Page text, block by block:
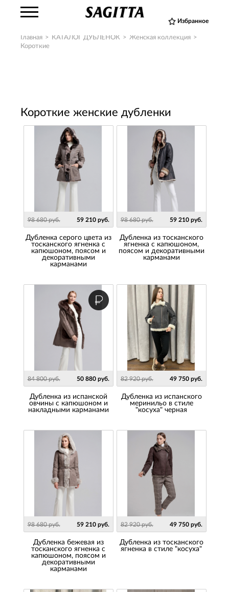
Избранное
Главная > КАТАЛОГ ДУБЛЕНОК > Женская коллекция >
Короткие
Короткие женские дубленки
98 680 руб. 59 210 руб.
Дубленка серого цвета из
тосканского ягненка с
капюшоном, поясом и
декоративными
карманами
98 680 руб. 59 210 руб.
Дубленка из тосканского
ягненка с капюшоном,
поясом и декоративными
карманами
84 800 руб. 50 880 руб.
Дубленка из испанской
овчины с капюшоном и
накладными карманами
82 920 руб. 49 750 руб.
Дубленка из испанского
меринильо в стиле
"косуха" черная
98 680 руб. 59 210 руб.
Дубленка бежевая из
тосканского ягненка с
капюшоном, поясом и
декоративными
карманами
82 920 руб. 49 750 руб.
Дубленка из тосканского
ягненка в стиле "косуха"